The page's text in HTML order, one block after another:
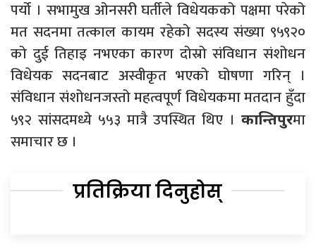
पर्यो । सभामुख ओनसरी घर्तीले विधेयकको पक्षमा परेको
मत सदनमा तत्काल कायम रहेको सदस्य संख्या ९५९२०
को दुई तिहाइ नभएका कारण दोस्रो संविधान संशोधन
विधेयक सदनबाट अस्वीकृत भएको घोषणा गरिन् ।
संविधान संशोधनजस्तो महत्वपूर्ण विधेयकमा मतदान हुँदा
५९२ सांसदमध्ये ५५३ मात्रै उपस्थित थिए । कान्तिपुरमा
समाचार छ ।
प्रतिक्रिया दिनुहोस्